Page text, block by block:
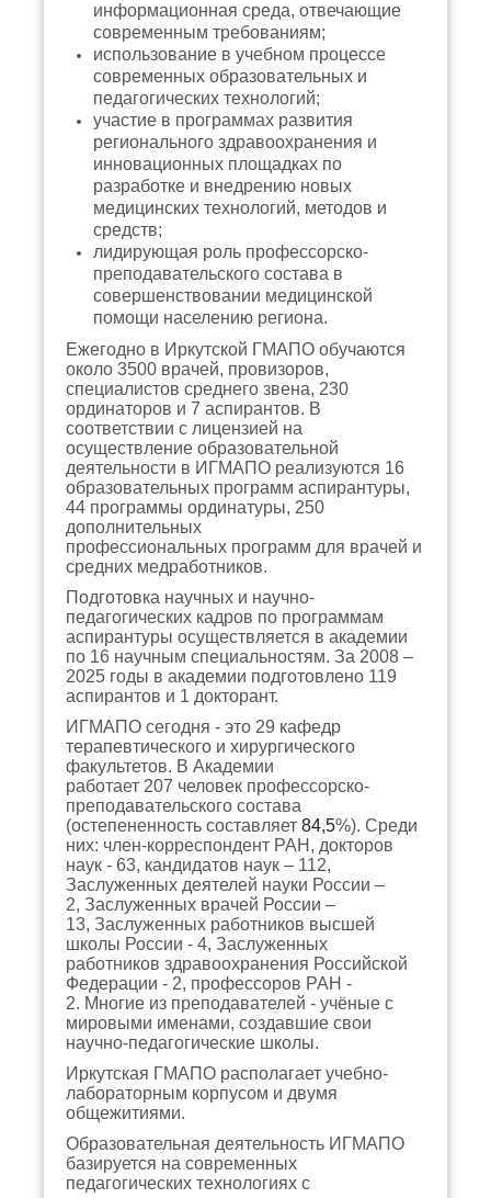
информационная среда, отвечающие
современным требованиям;
использование в учебном процессе
современных образовательных и
педагогических технологий;
участие в программах развития
регионального здравоохранения и
инновационных площадках по
разработке и внедрению новых
медицинских технологий, методов и
средств;
лидирующая роль профессорско-
преподавательского состава в
совершенствовании медицинской
помощи населению региона.
Ежегодно в Иркутской ГМАПО обучаются
около 3500 врачей, провизоров,
специалистов среднего звена, 230
ординаторов и 7 аспирантов. В
соответствии с лицензией на
осуществление образовательной
деятельности в ИГМАПО реализуются 16
образовательных программ аспирантуры,
44 программы ординатуры, 250
дополнительных
профессиональных программ для врачей и
средних медработников.
Подготовка научных и научно-
педагогических кадров по программам
аспирантуры осуществляется в академии
по 16 научным специальностям. За 2008 –
2025 годы в академии подготовлено 119
аспирантов и 1 докторант.
ИГМАПО сегодня - это 29 кафедр
терапевтического и хирургического
факультетов. В Академии
работает 207 человек профессорско-
преподавательского состава
(остепененность составляет 84,5%). Среди
них: член-корреспондент РАН, докторов
наук - 63, кандидатов наук – 112,
Заслуженных деятелей науки России –
2, Заслуженных врачей России –
13, Заслуженных работников высшей
школы России - 4, Заслуженных
работников здравоохранения Российской
Федерации - 2, профессоров РАН -
2. Многие из преподавателей - учёные с
мировыми именами, создавшие свои
научно-педагогические школы.
Иркутская ГМАПО располагает учебно-
лабораторным корпусом и двумя
общежитиями.
Образовательная деятельность ИГМАПО
базируется на современных
педагогических технологиях с